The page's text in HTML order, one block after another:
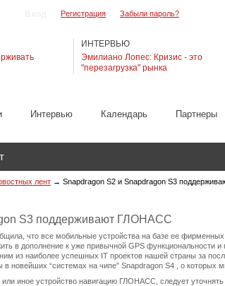
ИНТЕРВЬЮ
Эмилиано Лопес: Кризис - это
"перезагрузка" рынка
Интервью Календарь Партнеры
Регистрация Забыли пароль?
лент → Snapdragon S2 и Snapdragon S3
S3 поддерживают ГЛОНАСС
что все мобильные устройства на базе ее
в дополнение к уже привычной GPS функциональности
из наиболее успешных IT проектов нашей страны за
новейших “системах на чипе” Snapdragon S4 , о которых
иное устройство навигацию ГЛОНАСС, следует